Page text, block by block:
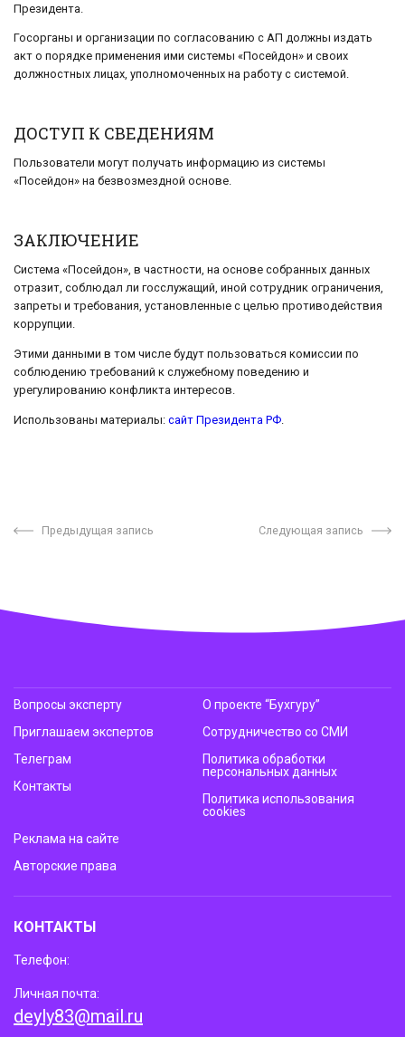
Президента.
Госорганы и организации по согласованию с АП должны издать
акт о порядке применения ими системы «Посейдон» и своих
должностных лицах, уполномоченных на работу с системой.
ДОСТУП К СВЕДЕНИЯМ
Пользователи могут получать информацию из системы
«Посейдон» на безвозмездной основе.
ЗАКЛЮЧЕНИЕ
Система «Посейдон», в частности, на основе собранных данных
отразит, соблюдал ли госслужащий, иной сотрудник ограничения,
запреты и требования, установленные с целью противодействия
коррупции.
Этими данными в том числе будут пользоваться комиссии по
соблюдению требований к служебному поведению и
урегулированию конфликта интересов.
Использованы материалы: сайт Президента РФ
Предыдущая запись Следующая запись
Вопросы эксперту
Приглашаем экспертов
Телеграм
Контакты
О проекте “Бухгуру”
Сотрудничество со СМИ
Политика обработки
персональных данных
Политика использования
cookies
Реклама на сайте
Авторские права
КОНТАКТЫ
Телефон:
Личная почта:
deyly83@mail.ru